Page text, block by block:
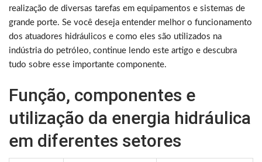
realização de diversas tarefas em equipamentos e sistemas de
grande porte. Se você deseja entender melhor o funcionamento
dos atuadores hidráulicos e como eles são utilizados na
indústria do petróleo, continue lendo este artigo e descubra
tudo sobre esse importante componente.
Função, componentes e
utilização da energia hidráulica
em diferentes setores